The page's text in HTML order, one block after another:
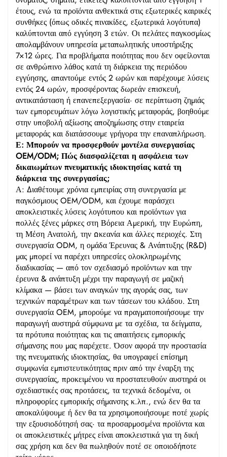
έτους, ενώ τα προϊόντα ανθεκτικά στις εξωτερικές καιρικές
συνθήκες (όπως οδικές πινακίδες, εξωτερικά λογότυπα)
καλύπτονται από εγγύηση 3 ετών. Οι πελάτες παγκοσμίως
απολαμβάνουν υπηρεσία μεταπωλητικής υποστήριξης
7×12 ώρες. Για προβλήματα ποιότητας που δεν οφείλονται
σε ανθρώπινο λάθος κατά τη διάρκεια της περιόδου
εγγύησης, απαντούμε εντός 2 ωρών και παρέχουμε λύσεις
εντός 24 ωρών, προσφέροντας δωρεάν επισκευή,
αντικατάσταση ή επανεπεξεργασία· σε περίπτωση ζημιάς
των εμπορευμάτων λόγω λογιστικής μεταφοράς, βοηθούμε
στην υποβολή αξίωσης αποζημίωσης στην εταιρεία
μεταφοράς και διατάσσουμε γρήγορα την επαναπλήρωση.
Ε: Μπορούν να προσφερθούν μοντέλα συνεργασίας
OEM/ODM; Πώς διασφαλίζεται η ασφάλεια των
δικαιωμάτων πνευματικής ιδιοκτησίας κατά τη
διάρκεια της συνεργασίας;
Α: Διαθέτουμε χρόνια εμπειρίας στη συνεργασία με
παγκόσμιους OEM/ODM, και έχουμε παράσχει
αποκλειστικές λύσεις λογότυπου και προϊόντων για
πολλές ξένες μάρκες στη Βόρεια Αμερική, την Ευρώπη,
τη Μέση Ανατολή, την Ωκεανία και άλλες περιοχές. Στη
συνεργασία ODM, η ομάδα Έρευνας & Ανάπτυξης (R&D)
μας μπορεί να παρέχει υπηρεσίες ολοκληρωμένης
διαδικασίας — από τον σχεδιασμό προϊόντων και την
έρευνα & ανάπτυξη μέχρι την παραγωγή σε μαζική
κλίμακα — βάσει των αναγκών της αγοράς σας, των
τεχνικών παραμέτρων και των τάσεων του κλάδου. Στη
συνεργασία OEM, μπορούμε να πραγματοποιήσουμε την
παραγωγή αυστηρά σύμφωνα με τα σχέδια, τα δείγματα,
τα πρότυπα ποιότητας και τις απαιτήσεις εμπορικής
σήμανσης που μας παρέχετε. Όσον αφορά την προστασία
της πνευματικής ιδιοκτησίας, θα υπογραφεί επίσημη
συμφωνία εμπιστευτικότητας πριν από την έναρξη της
συνεργασίας, προκειμένου να προστατευθούν αυστηρά οι
σχεδιαστικές σας προτάσεις, τα τεχνικά δεδομένα, οι
πληροφορίες εμπορικής σήμανσης κ.λπ., ενώ δεν θα τα
αποκαλύψουμε ή δεν θα τα χρησιμοποιήσουμε ποτέ χωρίς
την εξουσιοδότησή σας· τα προσαρμοσμένα προϊόντα και
οι αποκλειστικές μήτρες είναι αποκλειστικά για τη δική
σας χρήση και δεν θα πωληθούν ποτέ σε οποιοδήποτε